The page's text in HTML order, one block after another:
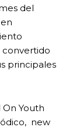
del
convertido
principales
On Youth
new